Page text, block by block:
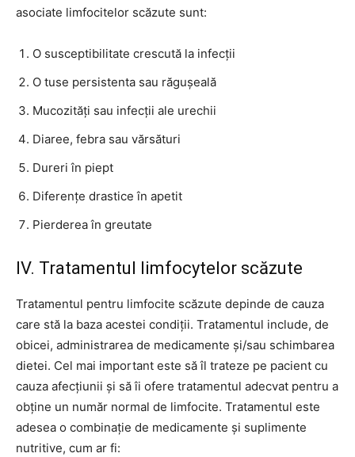
asociate limfocitelor scăzute sunt:
O susceptibilitate crescută la infecții
O tuse persistenta sau răgușeală
Mucozități sau infecții ale urechii
Diaree, febra sau vărsături
Dureri în piept
Diferențe drastice în apetit
Pierderea în greutate
IV. Tratamentul limfocytelor scăzute
Tratamentul pentru limfocite scăzute depinde de cauza
care stă la baza acestei condiții. Tratamentul include, de
obicei, administrarea de medicamente și/sau schimbarea
dietei. Cel mai important este să îl trateze pe pacient cu
cauza afecțiunii și să îi ofere tratamentul adecvat pentru a
obține un număr normal de limfocite. Tratamentul este
adesea o combinație de medicamente și suplimente
nutritive, cum ar fi: